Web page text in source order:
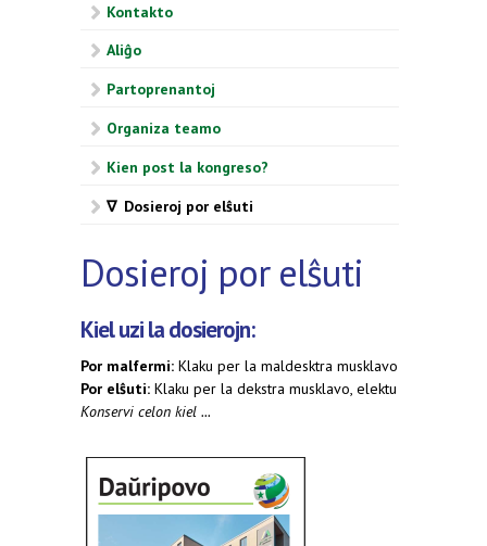
Kontakto
Aliĝo
Partoprenantoj
Organiza teamo
Kien post la kongreso?
∇ Dosieroj por elŝuti
Dosieroj por elŝuti
Kiel uzi la dosierojn:
Por malfermi: Klaku per la maldesktra musklavo
Por elŝuti: Klaku per la dekstra musklavo, elektu
Konservi celon kiel ...